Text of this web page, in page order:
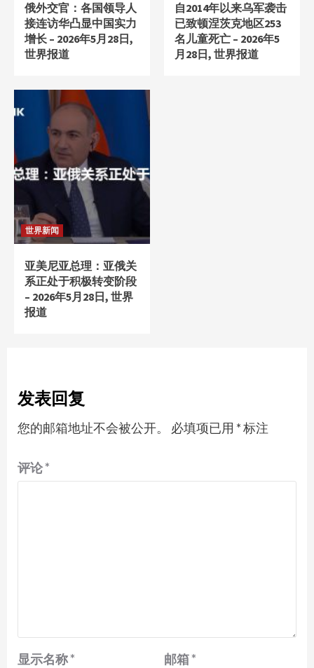
俄外交官：各国领导人
接连访华凸显中国实力
增长 – 2026年5月28日,
世界报道
自2014年以来乌军袭击
已致顿涅茨克地区253
名儿童死亡 – 2026年5
月28日, 世界报道
世界新闻
亚美尼亚总理：亚俄关
系正处于积极转变阶段
– 2026年5月28日, 世界
报道
发表回复
您的邮箱地址不会被公开。 必填项已用 *标注
评论*
显示名称* 邮箱*